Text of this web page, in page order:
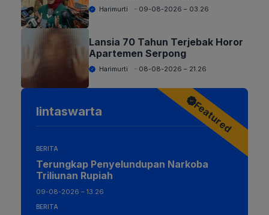
Harimurti 09-08-2026 – 03.26
Lansia 70 Tahun Terjebak Horor
Apartemen Serpong
Harimurti 08-08-2026 – 21.26
lintaswarta
BERITA
Terungkap Penyelundupan Narkoba
Triliunan Rupiah
09-08-2026 – 13.26
BERITA
Featured